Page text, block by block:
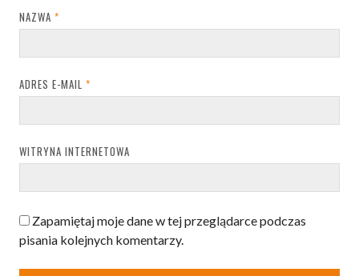
NAZWA *
ADRES E-MAIL *
WITRYNA INTERNETOWA
Zapamiętaj moje dane w tej przeglądarce podczas
pisania kolejnych komentarzy.